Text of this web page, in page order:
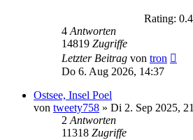
Rating:
4 Antworten
14819 Zugriffe
Letzter Beitrag von tron
Do 6. Aug 2026, 14:37
Ostsee, Insel Poel
von tweety758 » Di 2. Sep 2025,
2 Antworten
11318 Zugriffe